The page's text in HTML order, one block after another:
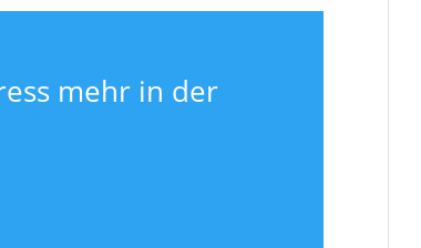
mehr in der